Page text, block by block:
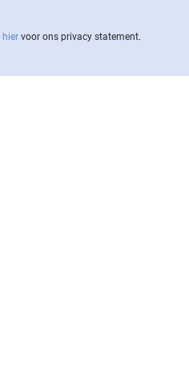
hier voor ons privacy statement.